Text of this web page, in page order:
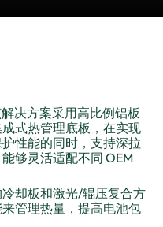
决方案采用高比例铝板
式热管理底板，在实现
性能的同时，支持深拉
够灵活适配不同 OEM
却板和激光/辊压复合方
管理热量，提高电池包